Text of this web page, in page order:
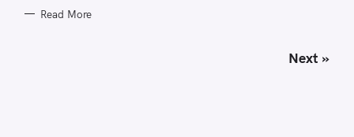
Read More
Next »